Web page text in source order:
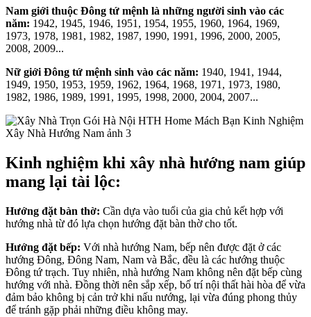
Nam giới thuộc Đông tứ mệnh là những người sinh vào các
năm: 1942, 1945, 1946, 1951, 1954, 1955, 1960, 1964, 1969,
1973, 1978, 1981, 1982, 1987, 1990, 1991, 1996, 2000, 2005,
2008, 2009...
Nữ giới Đông tứ mệnh sinh vào các năm: 1940, 1941, 1944,
1949, 1950, 1953, 1959, 1962, 1964, 1968, 1971, 1973, 1980,
1982, 1986, 1989, 1991, 1995, 1998, 2000, 2004, 2007...
Kinh nghiệm khi xây nhà hướng nam giúp
mang lại tài lộc:
Hướng đặt bàn thờ: Cần dựa vào tuổi của gia chủ kết hợp với
hướng nhà từ đó lựa chọn hướng đặt bàn thờ cho tốt.
Hướng đặt bếp: Với nhà hướng Nam, bếp nên được đặt ở các
hướng Đông, Đông Nam, Nam và Bắc, đều là các hướng thuộc
Đông tứ trạch. Tuy nhiên, nhà hướng Nam không nên đặt bếp cùng
hướng với nhà. Đồng thời nên sắp xếp, bố trí nội thất hài hòa để vừa
đảm bảo không bị cản trở khi nấu nướng, lại vừa đúng phong thủy
để tránh gặp phải những điều không may.